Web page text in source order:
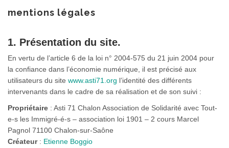
contenu
mentions légales
1. Présentation du site.
En vertu de l’article 6 de la loi n° 2004-575 du 21 juin 2004 pour
la confiance dans l’économie numérique, il est précisé aux
utilisateurs du site www.asti71.org l’identité des différents
intervenants dans le cadre de sa réalisation et de son suivi :
Propriétaire : Asti 71 Chalon Association de Solidarité avec Tout-
e-s les Immigré-é-s – association loi 1901 – 2 cours Marcel
Pagnol 71100 Chalon-sur-Saône
Créateur: Etienne Boggio